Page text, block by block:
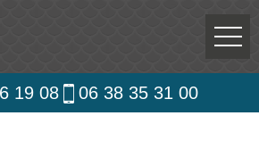
19 08 06 38 35 31 00